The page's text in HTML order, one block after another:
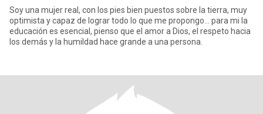
Soy una mujer real, con los pies bien puestos sobre la tierra, muy
optimista y capaz de lograr todo lo que me propongo… para mi la
educación es esencial, pienso que el amor a Dios, el respeto hacia
los demás y la humildad hace grande a una persona.